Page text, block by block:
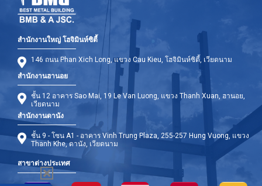
สำนักงานใหญ่ โฮจิมินห์ซิตี้
146 ถนน Phan Xich Long, แขวง Cau Kieu, โฮจิมินห์ซิตี้, เวียดนาม
สำนักงานฮานอย
ชั้น 12 อาคาร Sao Mai, 19 Le Van Luong, แขวง Thanh Xuan, ฮานอย,
เวียดนาม
สำนักงานดานัง
ชั้น 9 - โซน A1 - อาคาร Vinh Trung Plaza, 255-257 Hung Vuong, แขวง
Thanh Khe, ดานัง, เวียดนาม
สาขาต่างประเทศ